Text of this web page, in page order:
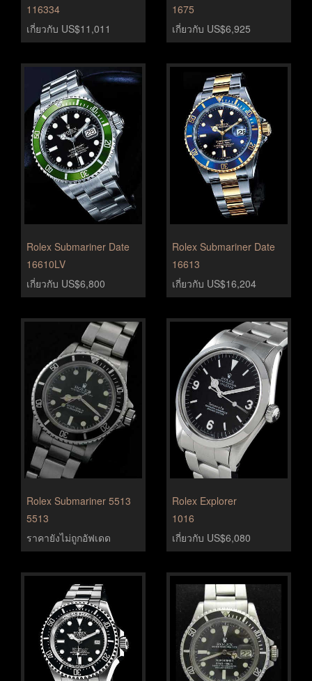
116334
เกี่ยวกับ US$11,011
1675
เกี่ยวกับ US$6,925
Rolex Submariner Date
16610LV
เกี่ยวกับ US$6,800
Rolex Submariner Date
16613
เกี่ยวกับ US$16,204
Rolex Submariner 5513
5513
ราคายังไม่ถูกอัฟเดด
Rolex Explorer
1016
เกี่ยวกับ US$6,080